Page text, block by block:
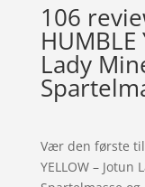
106
HUMBLE
Lady
Vær den første til
YELLOW – Jotun